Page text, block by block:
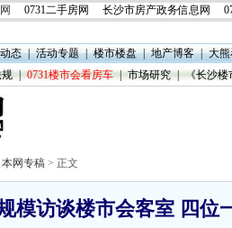
0731二手房网 长沙市房产政务信息网
态|活动专题|楼市楼盘|地产博客|大
0731楼市会看房车 市场研究 《长沙
本网专稿 > 正文
模访谈楼市会客室 四位